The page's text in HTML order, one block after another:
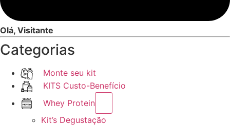
Olá, Visitante
Categorias
Monte seu kit
KITS Custo-Benefício
Whey Protein
Kit’s Degustação